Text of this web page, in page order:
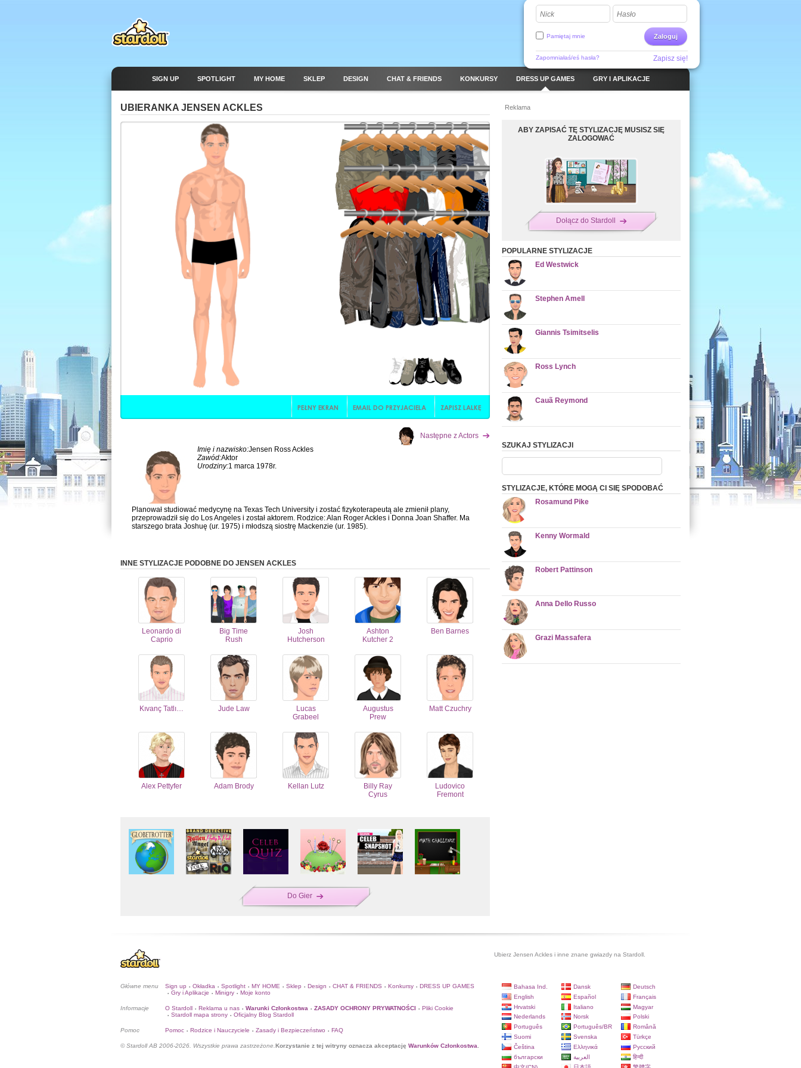
Nick Hasło
Zaloguj
Pamiętaj mnie
Zapomniałaś/eś hasła? Zapisz się!
SIGN UP SPOTLIGHT MY HOME SKLEP DESIGN CHAT & FRIENDS KONKURSY DRESS UP GAMES GRY I APLIKACJE
UBIERANKA JENSEN ACKLES
Następne z Actors
Imię i nazwisko:Jensen Ross Ackles
Zawód:Aktor
Urodziny:1 marca 1978r.
Planował studiować medycynę na Texas Tech University i zostać fizykoterapeutą ale zmienił plany,
przeprowadził się do Los Angeles i został aktorem. Rodzice: Alan Roger Ackles i Donna Joan Shaffer. Ma
starszego brata Joshuę (ur. 1975) i młodszą siostrę Mackenzie (ur. 1985).
INNE STYLIZACJE PODOBNE DO JENSEN ACKLES
Leonardo di
Caprio
Big Time
Rush
Josh
Hutcherson
Ashton
Kutcher 2
Ben Barnes
Kıvanç Tatlı… Jude Law
Lucas
Grabeel
Augustus
Prew
Matt Czuchry
Alex Pettyfer Adam Brody Kellan Lutz
Billy Ray
Cyrus
Ludovico
Fremont
Do Gier
Reklama
ABY ZAPISAĆ TĘ STYLIZACJĘ MUSISZ SIĘ
ZALOGOWAĆ
Dołącz do Stardoll
POPULARNE STYLIZACJE
Ed Westwick
Stephen Amell
Giannis Tsimitselis
Ross Lynch
Cauã Reymond
SZUKAJ STYLIZACJI
STYLIZACJE, KTÓRE MOGĄ CI SIĘ SPODOBAĆ
Rosamund Pike
Kenny Wormald
Robert Pattinson
Anna Dello Russo
Grazi Massafera
Ubierz Jensen Ackles i inne znane gwiazdy na Stardoll.
Główne menu Sign up • Okładka • Spotlight • MY HOME • Sklep • Design • CHAT & FRIENDS • Konkursy • DRESS UP GAMES
• Gry i Aplikacje • Minigry • Moje konto
Informacje O Stardoll • Reklama u nas • Warunki Członkostwa • ZASADY OCHRONY PRYWATNOŚCI • Pliki Cookie
• Stardoll mapa strony • Oficjalny Blog Stardoll
Pomoc Pomoc • Rodzice i Nauczyciele • Zasady i Bezpieczeństwo • FAQ
© Stardoll AB 2006-2026. Wszystkie prawa zastrzeżone. Korzystanie z tej witryny oznacza akceptację Warunków Członkostwa
Bahasa Ind. Dansk
Deutsch
English
Español
Français
Hrvatski
Italiano
Magyar
Nederlands
Norsk
Polski
Português
Português/BR
Română
Suomi
Svenska
Türkçe
Čeština
Ελληνικά
Русский
български
العربية
हिन्दी